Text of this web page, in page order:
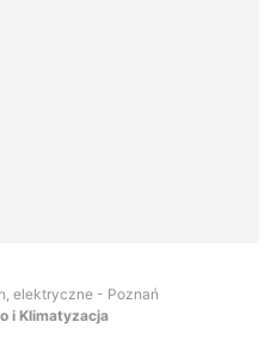
elektryczne - Poznań
i Klimatyzacja